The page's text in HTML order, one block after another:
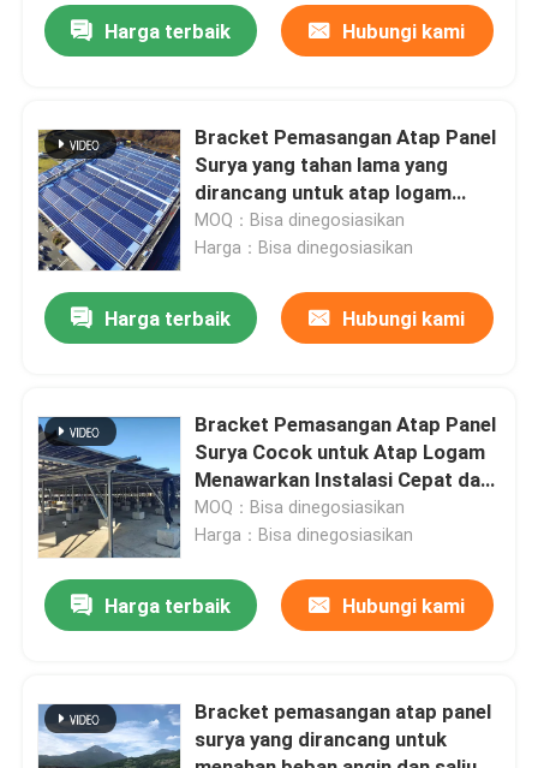
Produk
Video
Tentang kami
Kontrol kualitas
Hubungi kami
Permintaan Penawaran
Braket Pemasangan Panel Surya
Harga terbaik Hubungi kami
Bracket Pemasangan Atap Panel
Surya yang tahan lama yang
dirancang untuk atap logam
dengan opsi kaki baut gantungan
yang memastikan pemasangan
MOQ：Bisa dinegosiasikan
Harga：Bisa dinegosiasikan
Harga terbaik Hubungi kami
Bracket Pemasangan Atap Panel
Surya Cocok untuk Atap Logam
Menawarkan Instalasi Cepat dan
Dukungan untuk Sistem Energi
Surya Komersial
MOQ：Bisa dinegosiasikan
Harga：Bisa dinegosiasikan
Harga terbaik Hubungi kami
Bracket pemasangan atap panel
surya yang dirancang untuk